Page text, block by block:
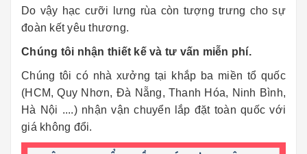
Do vậy hạc cưỡi lưng rùa còn tượng trưng cho sự
đoàn kết yêu thương.
Chúng tôi nhận thiết kế và tư vấn miễn phí.
Chúng tôi có nhà xưởng tại khắp ba miền tổ quốc
(HCM, Quy Nhơn, Đà Nẵng, Thanh Hóa, Ninh Bình,
Hà Nội ....) nhận vận chuyển lắp đặt toàn quốc với
giá không đổi.